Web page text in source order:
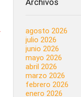
agosto 2026
julio 2026
junio 2026
mayo 2026
abril 2026
marzo 2026
febrero 2026
enero 2026